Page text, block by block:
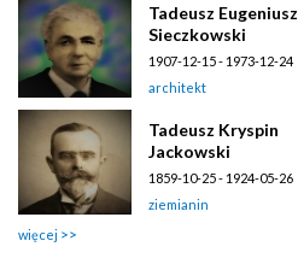
Tadeusz Eugeniusz
Sieczkowski
1907-12-15 - 1973-12-24
architekt
Tadeusz Kryspin
Jackowski
1859-10-25 - 1924-05-26
ziemianin
więcej